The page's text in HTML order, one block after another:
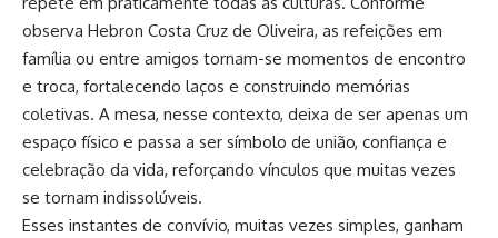
observa Hebron Costa Cruz de Oliveira, as refeições em
família ou entre amigos tornam-se momentos de encontro
e troca, fortalecendo laços e construindo memórias
coletivas. A mesa, nesse contexto, deixa de ser apenas um
espaço físico e passa a ser símbolo de união, confiança e
celebração da vida, reforçando vínculos que muitas vezes
se tornam indissolúveis.
Esses instantes de convívio, muitas vezes simples, ganham